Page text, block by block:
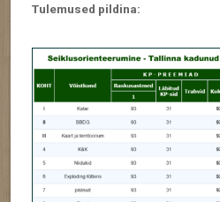
Tulemused pildina: